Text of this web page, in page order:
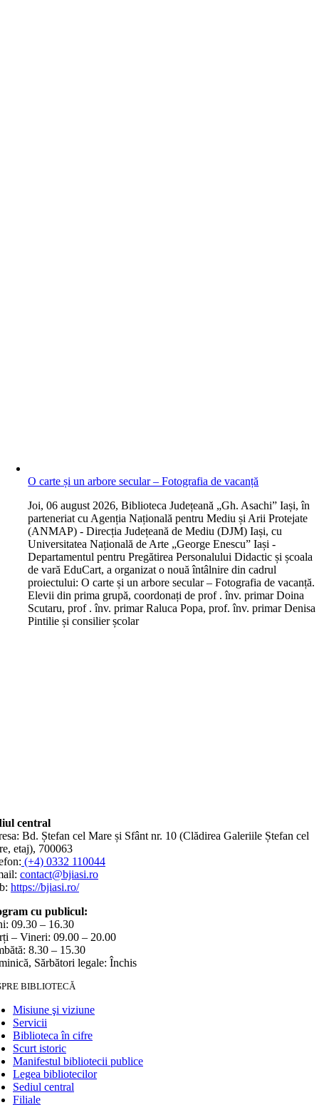
O carte și un arbore secular – Fotografia de vacanță
Joi, 06 august 2026, Biblioteca Județeană „Gh. Asachi” Iași, în
parteneriat cu Agenția Națională pentru Mediu și Arii Protejate
(ANMAP) - Direcția Județeană de Mediu (DJM) Iași, cu
Universitatea Națională de Arte „George Enescu” Iași -
Departamentul pentru Pregătirea Personalului Didactic și școala
de vară EduCart, a organizat o nouă întâlnire din cadrul
proiectului: O carte și un arbore secular – Fotografia de vacanță.
Elevii din prima grupă, coordonați de prof . înv. primar Doina
Scutaru, prof . înv. primar Raluca Popa, prof. înv. primar Denisa
Pintilie și consilier școlar
central
Bd. Ștefan cel Mare și Sfânt nr. 10 (Clădirea Galeriile Ștefan cel
etaj), 700063
(+4) 0332 110044
contact@bjiasi.ro
https://bjiasi.ro/
cu publicul:
09.30 – 16.30
– Vineri: 09.00 – 20.00
8.30 – 15.30
Sărbători legale: Închis
BIBLIOTECĂ
Misiune şi viziune
Servicii
Biblioteca în cifre
Scurt istoric
Manifestul bibliotecii publice
Legea bibliotecilor
Sediul central
Filiale